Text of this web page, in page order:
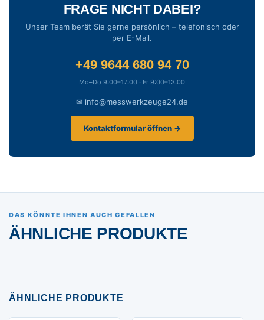
FRAGE NICHT DABEI?
Unser Team berät Sie gerne persönlich – telefonisch oder
per E-Mail.
+49 9644 680 94 70
Mo–Do 9:00–17:00 · Fr 9:00–13:00
✉ info@messwerkzeuge24.de
Kontaktformular öffnen →
DAS KÖNNTE IHNEN AUCH GEFALLEN
ÄHNLICHE PRODUKTE
ÄHNLICHE PRODUKTE